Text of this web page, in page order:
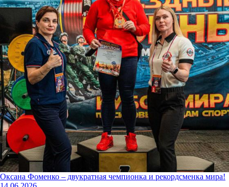
Оксана Фоменко – двукратная чемпионка и рекордсменка мира!